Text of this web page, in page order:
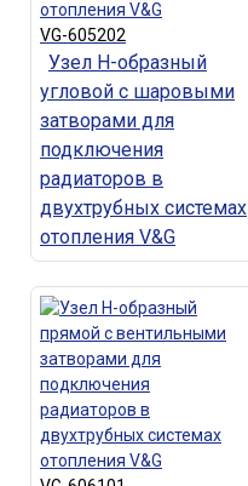
VG-605202
Узел Н-образный
угловой с шаровыми
затворами для
подключения
радиаторов в
двухтрубных системах
отопления V&G